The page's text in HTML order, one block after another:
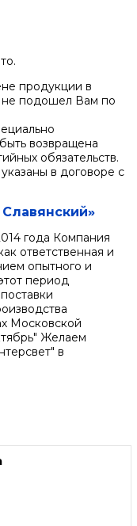
продукции в
не подошел Вам по
возвращена
обязательств.
в договоре с
года Компания
ответственная и
опытного и
период
Московской
Желаем
в